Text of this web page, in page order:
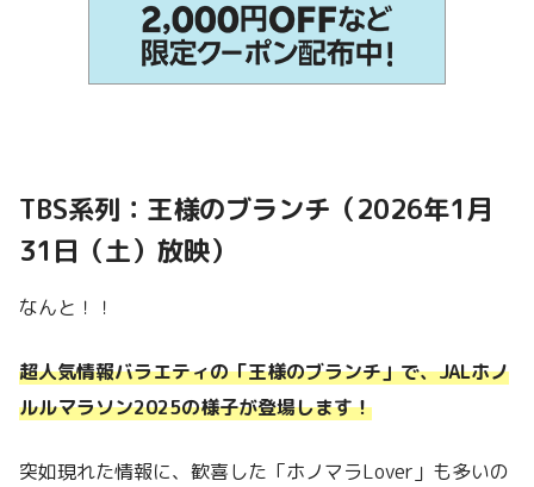
TBS系列：王様のブランチ（2026年1月
31日（土）放映）
なんと！！
超人気情報バラエティの「王様のブランチ」で、JALホノ
ルルマラソン2025の様子が登場します！
突如現れた情報に、歓喜した「ホノマラLover」も多いの